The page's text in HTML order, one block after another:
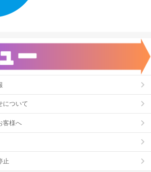
について
客様へ
止